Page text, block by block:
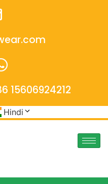
15606924212
Hindi